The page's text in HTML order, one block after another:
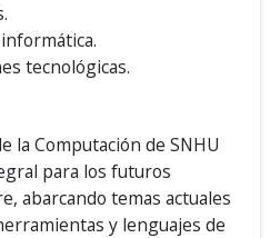
tecnológicas.
la Computación de SNHU
para los futuros
abarcando temas actuales
y lenguajes de